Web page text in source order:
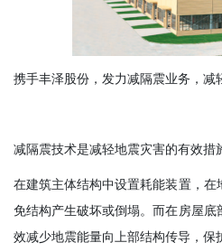
携手丰泽股份，发力减隔震业务，减
减隔震技术是减轻地震灾害的有效措
在建筑主体结构中设置耗能装置，
免结构产生破坏或倒塌。而在房屋
效减少地震能量向上部结构传导，保